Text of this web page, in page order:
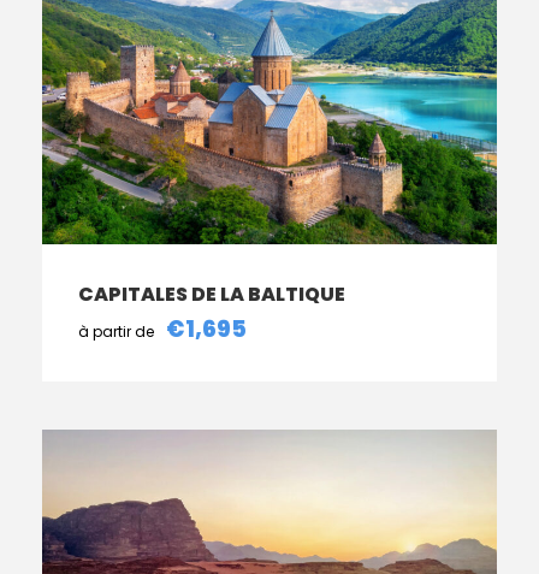
CAPITALES DE LA BALTIQUE
€1,695